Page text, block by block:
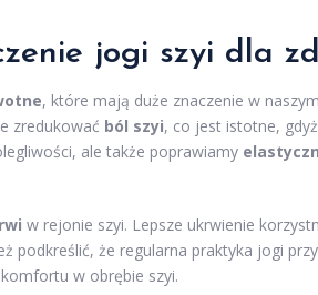
jogi szyi dla
, które mają duże znaczenie w
zredukować ból szyi, co jest istotne,
ale także poprawiamy
w rejonie szyi. Lepsze ukrwienie
podkreślić, że regularna praktyka jogi
w obrębie szyi.